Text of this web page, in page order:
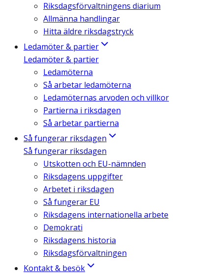
Riksdagsförvaltningens diarium
Allmänna handlingar
Hitta äldre riksdagstryck
Ledamöter & partier
Ledamöter & partier
Ledamöterna
Så arbetar ledamöterna
Ledamöternas arvoden och villkor
Partierna i riksdagen
Så arbetar partierna
Så fungerar riksdagen
Så fungerar riksdagen
Utskotten och EU-nämnden
Riksdagens uppgifter
Arbetet i riksdagen
Så fungerar EU
Riksdagens internationella arbete
Demokrati
Riksdagens historia
Riksdagsförvaltningen
Kontakt & besök